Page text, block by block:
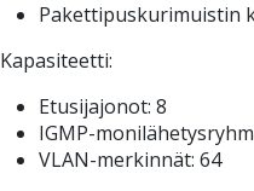
Pakettipuskurimuistin
Kapasiteetti:
Etusijajonot: 8
IGMP-
VLAN-merkinnät: 64